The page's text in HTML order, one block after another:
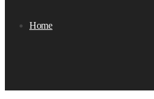
Home